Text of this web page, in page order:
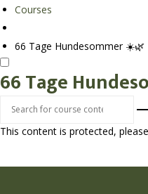
Courses
66 Tage Hundesommer ☀️🌿
66 Tage
This content is protected, please